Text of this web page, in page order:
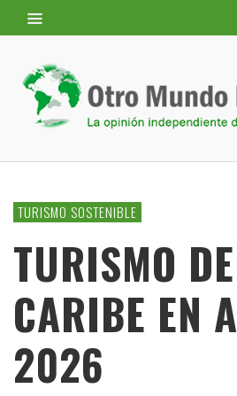
TURISMO SOSTENIBLE
TURISMO
CARIBE EN
2026